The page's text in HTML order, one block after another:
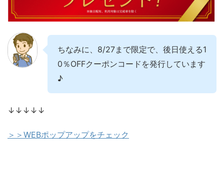
ちなみに、8/27まで限定で、後日使える1
0％OFFクーポンコードを発行しています
♪
↓↓↓↓↓
＞＞WEBポップアップをチェック